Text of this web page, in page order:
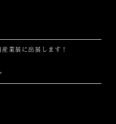
業展に出展します！